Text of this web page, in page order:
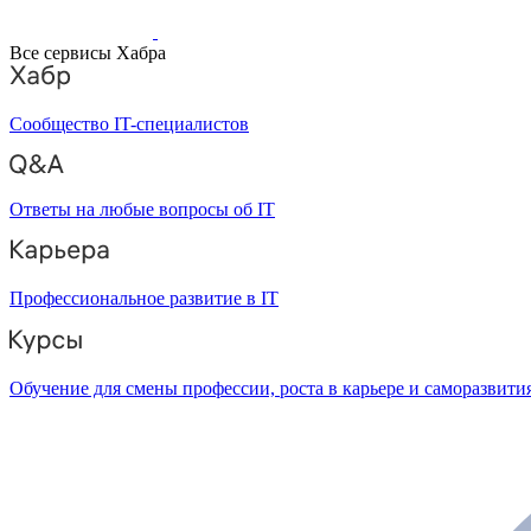
Все сервисы Хабра
Сообщество IT-специалистов
Ответы на любые вопросы об IT
Профессиональное развитие в IT
Обучение для смены профессии, роста в карьере и